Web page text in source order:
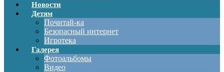
Новости
Детям
Почитай-ка
Безопасный интернет
Игротека
Галерея
Фотоальбомы
Видео